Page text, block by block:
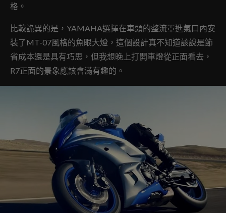
格。
比較詭異的是，YAMAHA選擇在車頭的整流罩進氣口內安
裝了MT-07風格的魚眼大燈，這個設計真不知道該說是節
省成本還是具有巧思，但我想晚上打開車燈從正面看去，
R7正面的景象應該會滿有趣的。